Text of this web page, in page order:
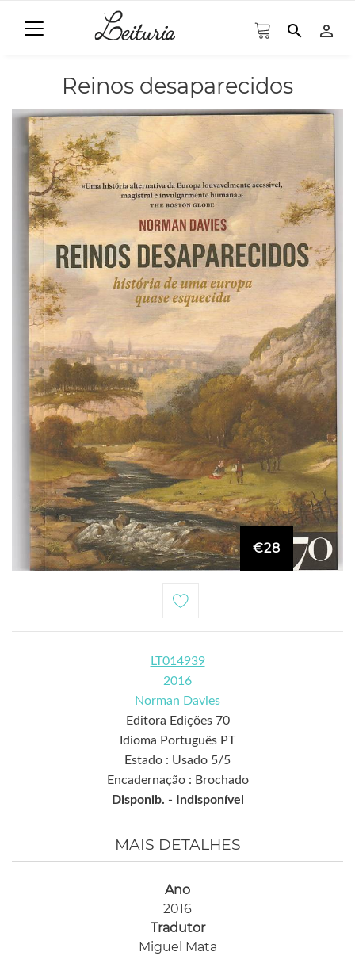
search person_outline
Reinos desaparecidos
€28
LT014939
2016
Norman Davies
Editora Edições 70
Idioma Português PT
Estado : Usado 5/5
Encadernação : Brochado
Disponib. -
Indisponível
MAIS DETALHES
Ano
2016
Tradutor
Miguel Mata